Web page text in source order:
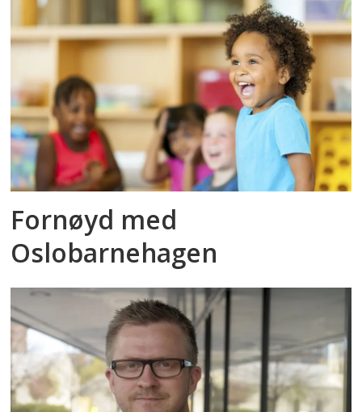
Fornøyd med
Oslobarnehagen